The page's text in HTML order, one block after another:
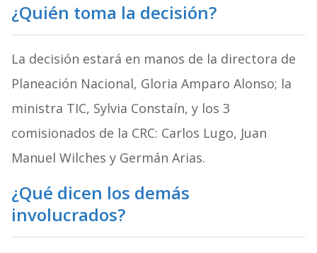
¿Quién toma la decisión?
La decisión estará en manos de la directora de
Planeación Nacional, Gloria Amparo Alonso; la
ministra TIC, Sylvia Constaín, y los 3
comisionados de la CRC: Carlos Lugo, Juan
Manuel Wilches y Germán Arias.
¿Qué dicen los demás
involucrados?